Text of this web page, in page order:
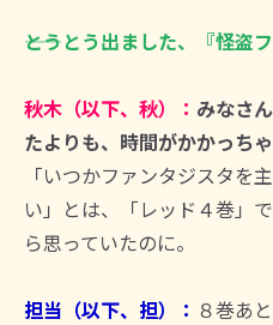
――とうとう出ました、『怪盗
秋木（以下、秋）： みなさ
たよりも、時間がかかっちゃ
「いつかファンタジスタを
い」とは、「レッド４巻」
ら思っていたのに。
担当（以下、担）： ８巻あ